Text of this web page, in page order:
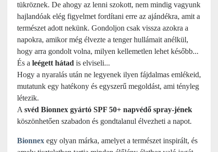
tükröznek. De ahogy az lenni szokott, nem mindig vagyunk
hajlandóak elég figyelmet fordítani erre az ajándékra, amit a
természet adott nekünk. Gondoljon csak vissza azokra a
napokra, amikor még élvezte a tenger hullámait anélkül,
hogy arra gondolt volna, milyen kellemetlen lehet később...
És a leégett hátad is elviseli...
Hogy a nyaralás után ne legyenek ilyen fájdalmas emlékeid,
mutatunk egy hatékony és egyszerű megoldást, ami tényleg
létezik.
A svéd Bionnex gyártó SPF 50+ napvédő spray-jének
köszönhetően szabadon és gondtalanul élvezheti a napot.
Bionnex egy olyan márka, amelyet a természet inspirált, és